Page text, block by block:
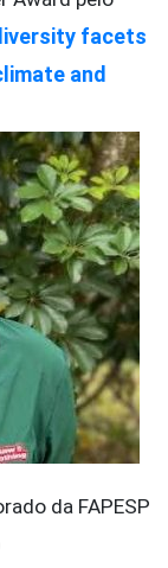
facets
and
da FAPESP